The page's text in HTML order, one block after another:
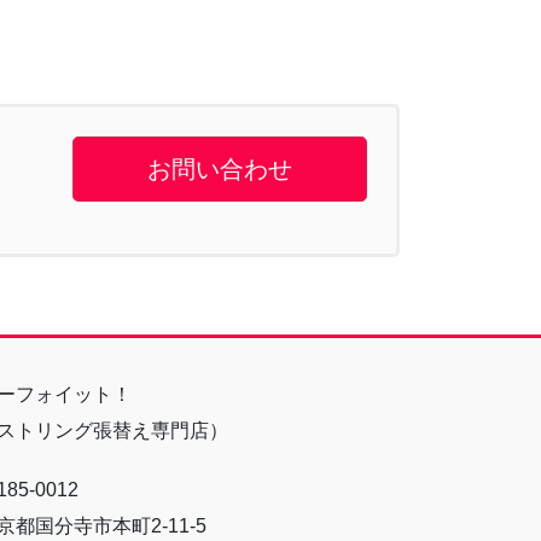
お問い合わせ
フォイット！
ストリング張替え専門店）
0012
都国分寺市本町2-11-5